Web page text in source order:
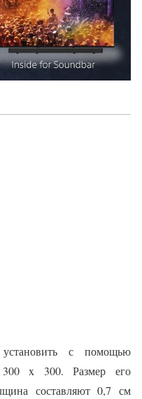
с помощью
300 x 300. Размер его
составляют 0,7 см